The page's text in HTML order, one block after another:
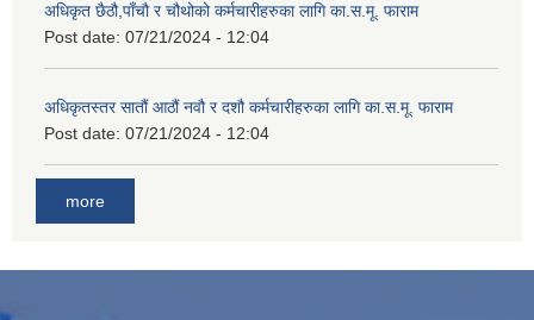
अधिकृत छैठौ,पाँचौ र चौथोको कर्मचारीहरुका लागि का.स.मू. फाराम
Post date: 07/21/2024 - 12:04
अधिकृतस्तर सातौं आठौं नवौ र दशौ कर्मचारीहरुका लागि का.स.मू. फाराम
Post date: 07/21/2024 - 12:04
more